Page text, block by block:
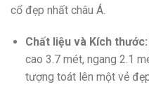
cổ đẹp nhất châu Á.
Chất liệu và Kích thước:
cao 3.7 mét, ngang 2.1
tượng toát lên một vẻ